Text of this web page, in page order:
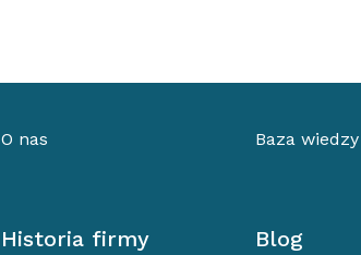
O nas
Historia firmy
Baza wiedzy
Blog